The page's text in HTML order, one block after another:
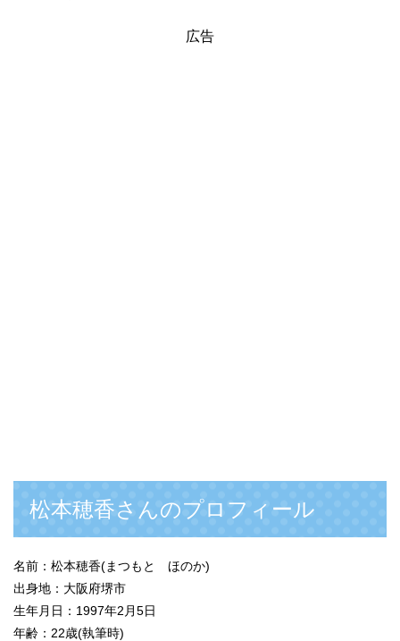
広告
松本穂香さんのプロフィール
名前：松本穂香(まつもと ほのか)
出身地：大阪府堺市
生年月日：1997年2月5日
年齢：22歳(執筆時)